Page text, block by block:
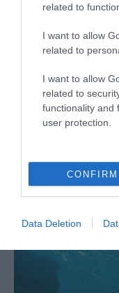
related to
I want to allow
related to
I want to allow
related to
functionality and
user protection.
CONFIRM
Data Deletion
kiállítótereit
két alkalommal is
kapcsolja össze